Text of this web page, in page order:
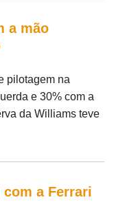
a mão
pilotagem na
e 30% com a
da Williams teve
a Ferrari